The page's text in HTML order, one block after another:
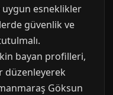
esneklikler
güvenlik ve
bayan profilleri,
düzenleyerek
Göksun